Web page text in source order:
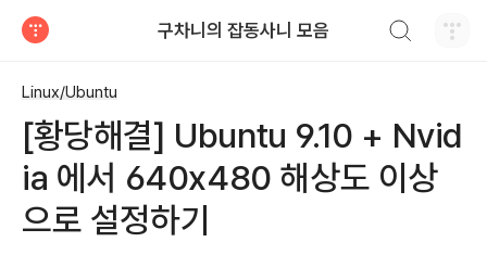
구차니의 잡동사니 모음
Linux/Ubuntu
[황당해결] Ubuntu 9.10 + Nvid
ia 에서 640x480 해상도 이상
으로 설정하기